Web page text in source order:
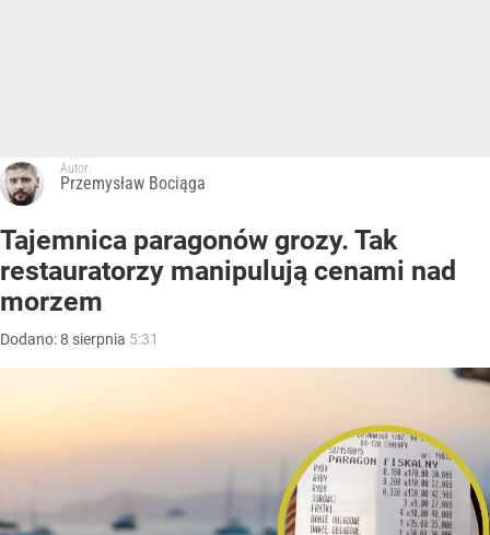
Autor:
Przemysław Bociąga
Tajemnica paragonów grozy. Tak
restauratorzy manipulują cenami nad
morzem
Dodano:8 sierpnia 5:31